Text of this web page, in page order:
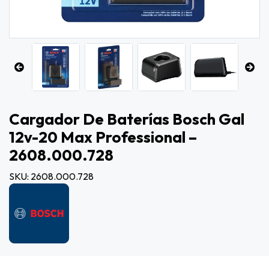
Cargador De Baterías Bosch Gal
12v-20 Max Professional –
2608.000.728
SKU: 2608.000.728